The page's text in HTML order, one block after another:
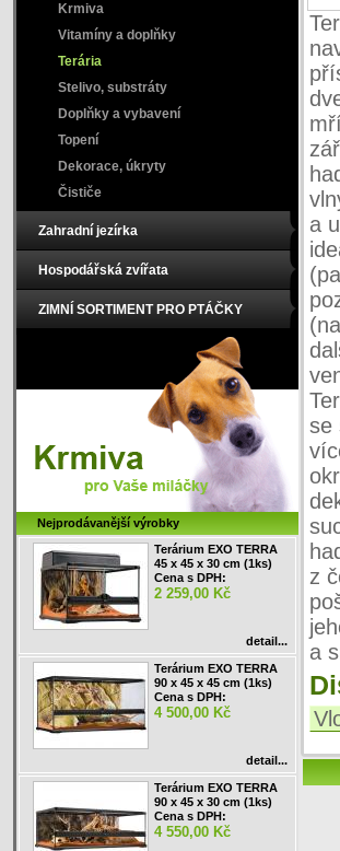
a
se
z
a
Krmiva
Vitamíny a doplňky
Terária
Stelivo, substráty
Doplňky a vybavení
Topení
Dekorace, úkryty
Čističe
Zahradní jezírka
Hospodářská zvířata
ZIMNÍ SORTIMENT PRO PTÁČKY
Nejprodávanější výrobky
Terárium EXO TERRA
45 x 45 x 30 cm (1ks)
Cena s DPH:
2 259,00 Kč
detail...
Terárium EXO TERRA
90 x 45 x 45 cm (1ks)
Cena s DPH:
4 500,00 Kč
detail...
Terárium EXO TERRA
90 x 45 x 30 cm (1ks)
Cena s DPH:
4 550,00 Kč